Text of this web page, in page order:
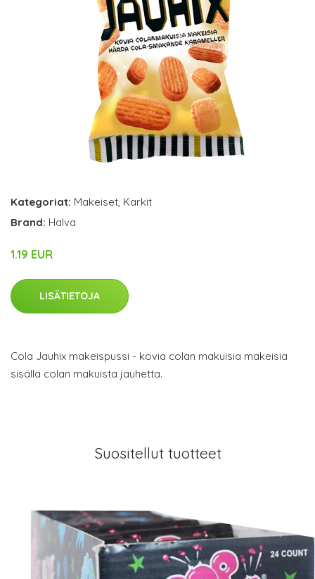
Kategoriat: Makeiset, Karkit
Brand: Halva
1.19 EUR
LISÄTIETOJA
Cola Jauhix makeispussi - kovia colan makuisia makeisia
sisällä colan makuista jauhetta.
Suositellut tuotteet